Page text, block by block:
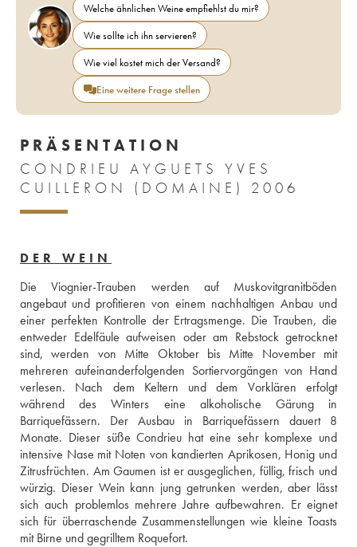
Welche ähnlichen Weine empfiehlst du mir?
Wie sollte ich ihn servieren?
Wie viel kostet mich der Versand?
Eine weitere Frage stellen
PRÄSENTATION
CONDRIEU AYGUETS YVES
CUILLERON (DOMAINE) 2006
DER WEIN
Die Viognier-Trauben werden auf Muskovitgranitböden
angebaut und profitieren von einem nachhaltigen Anbau und
einer perfekten Kontrolle der Ertragsmenge. Die Trauben, die
entweder Edelfäule aufweisen oder am Rebstock getrocknet
sind, werden von Mitte Oktober bis Mitte November mit
mehreren aufeinanderfolgenden Sortiervorgängen von Hand
verlesen. Nach dem Keltern und dem Vorklären erfolgt
während des Winters eine alkoholische Gärung in
Barriquefässern. Der Ausbau in Barriquefässern dauert 8
Monate. Dieser süße Condrieu hat eine sehr komplexe und
intensive Nase mit Noten von kandierten Aprikosen, Honig und
Zitrusfrüchten. Am Gaumen ist er ausgeglichen, füllig, frisch und
würzig. Dieser Wein kann jung getrunken werden, aber lässt
sich auch problemlos mehrere Jahre aufbewahren. Er eignet
sich für überraschende Zusammenstellungen wie kleine Toasts
mit Birne und gegrilltem Roquefort.